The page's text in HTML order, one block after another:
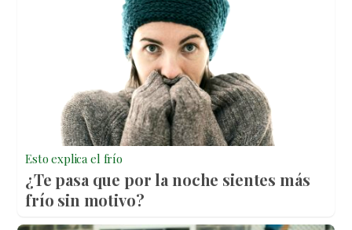
Esto explica el frío
¿Te pasa que por la noche sientes más
frío sin motivo?